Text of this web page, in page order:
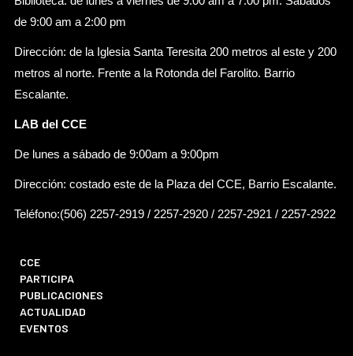
de 9:00 am a 2:00 pm
Dirección: de la Iglesia Santa Teresita 200 metros al este y 200
metros al norte. Frente a la Rotonda del Farolito. Barrio
Escalante.
LAB del CCE
De lunes a sábado de 9:00am a 9:00pm
Dirección: costado este de la Plaza del CCE, Barrio Escalante.
Teléfono:(506) 2257-2919 / 2257-2920 / 2257-2921 / 2257-2922
CCE
PARTICIPA
PUBLICACIONES
ACTUALIDAD
EVENTOS